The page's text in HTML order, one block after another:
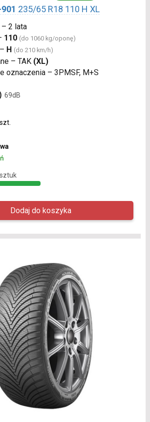
235/65 R18 110 H XL
– 2 lata
110 (do 1060 kg/oponę)
H (do 210 km/h)
– TAK (XL)
oznaczenia – 3PMSF, M+S
69dB